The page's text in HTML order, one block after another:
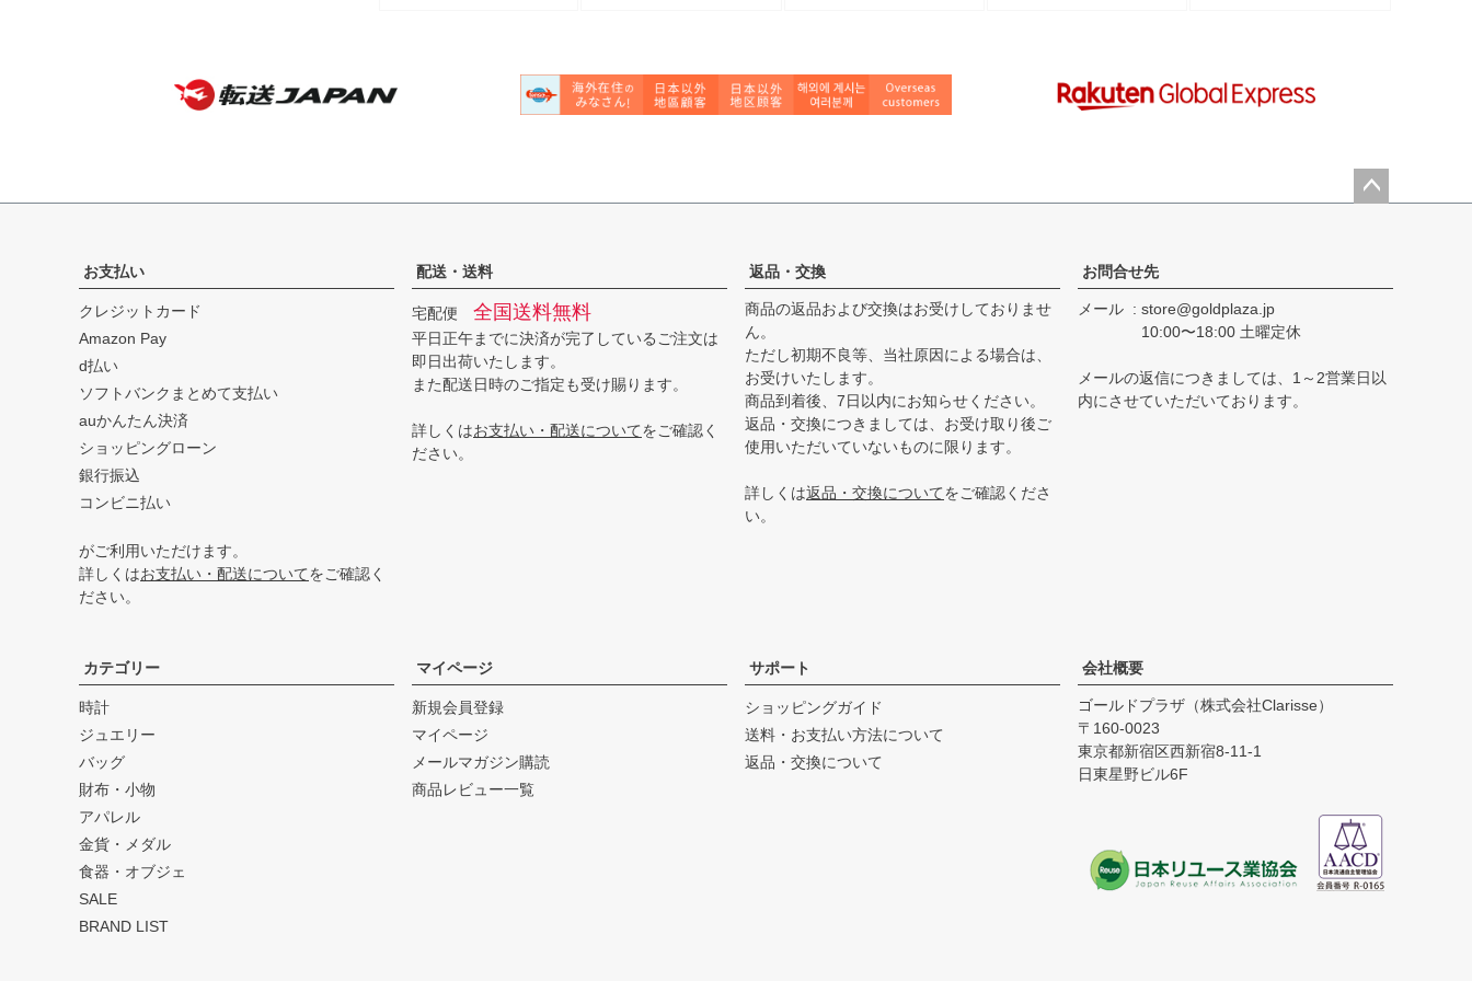
へ
お支払い
クレジットカード
Amazon Pay
d払い
ソフトバンクまとめて支払い
auかんたん決済
ショッピングローン
銀行振込
コンビニ払い
がご利用いただけます。
詳しくはお支払い・配送についてをご確認く
ださい。
配送・送料
宅配便 全国送料無料
平日正午までに決済が完了しているご注文は
即日出荷いたします。
また配送日時のご指定も受け賜ります。
詳しくはお支払い・配送についてをご確認く
ださい。
返品・交換
商品の返品および交換はお受けしておりませ
ん。
ただし初期不良等、当社原因による場合は、
お受けいたします。
商品到着後、7日以内にお知らせください。
返品・交換につきましては、お受け取り後ご
使用いただいていないものに限ります。
詳しくは返品・交換についてをご確認くださ
い。
お問合せ先
メール
store@goldplaza.jp
10:00〜18:00 土曜定休
メールの返信につきましては、1～2営業日以
内にさせていただいております。
カテゴリー
時計
ジュエリー
バッグ
財布・小物
アパレル
金貨・メダル
食器・オブジェ
SALE
BRAND LIST
マイページ
新規会員登録
マイページ
メールマガジン購読
商品レビュー一覧
サポート
ショッピングガイド
送料・お支払い方法について
返品・交換について
会社概要
ゴールドプラザ（株式会社Clarisse）
160-0023
東京都新宿区西新宿8-11-1
日東星野ビル6F